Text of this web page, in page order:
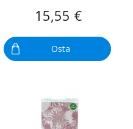
15,55 €
Osta